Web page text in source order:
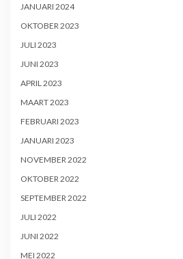
JANUARI 2024
OKTOBER 2023
JULI 2023
JUNI 2023
APRIL 2023
MAART 2023
FEBRUARI 2023
JANUARI 2023
NOVEMBER 2022
OKTOBER 2022
SEPTEMBER 2022
JULI 2022
JUNI 2022
MEI 2022